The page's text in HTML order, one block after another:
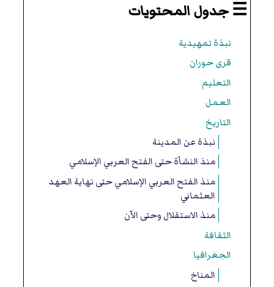
☰ جدول المحتويات
نبذة تمهيدية
قرى حوران
التعليم
العمل
التاريخ
نبذة عن المدينة
منذ النشأة حتى الفتح العربي الإسلامي
منذ الفتح العربي الإسلامي حتى نهاية العهد
العثماني
منذ الاستقلال وحتى الآن
الثقافة
الجغرافيا
المناخ